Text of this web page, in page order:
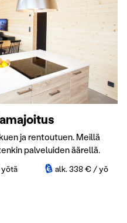
ja rentoutuen. Meillä
palveluiden äärellä.
yötä alk. 338 € / yö